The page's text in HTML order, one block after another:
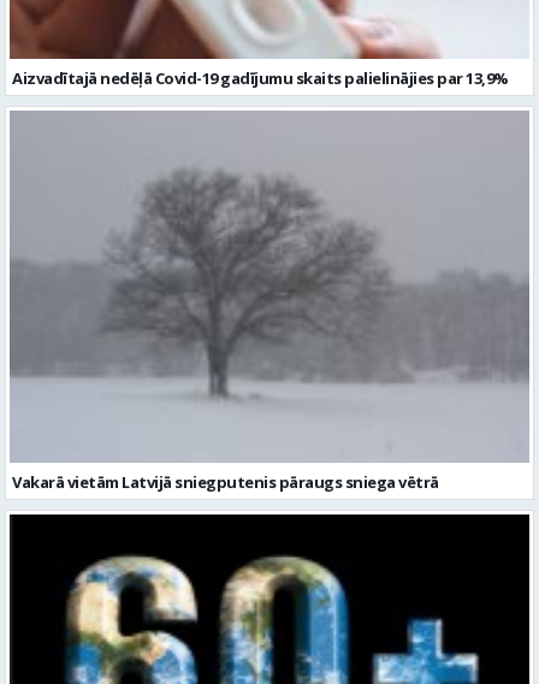
Aizvadītajā nedēļā Covid-19 gadījumu skaits palielinājies par 13,9%
Vakarā vietām Latvijā sniegputenis pāraugs sniega vētrā